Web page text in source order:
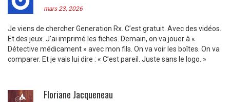
mars 23, 2026
Je viens de chercher Generation Rx. C’est gratuit. Avec des vidéos.
Et des jeux. J’ai imprimé les fiches. Demain, on va jouer à «
Détective médicament » avec mon fils. On va voir les boîtes. On va
comparer. Et je vais lui dire : « C’est pareil. Juste sans le logo. »
Floriane Jacqueneau